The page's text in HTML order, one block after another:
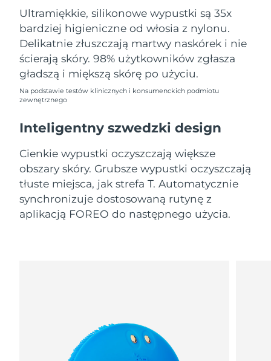
Ultramiękkie, silikonowe wypustki są 35x
bardziej higieniczne od włosia z nylonu.
Delikatnie złuszczają martwy naskórek i nie
ścierają skóry. 98% użytkowników zgłasza
gładszą i miększą skórę po użyciu.
Na podstawie testów klinicznych i konsumenckich podmiotu
zewnętrznego
Inteligentny szwedzki design
Cienkie wypustki oczyszczają większe
obszary skóry. Grubsze wypustki oczyszczają
tłuste miejsca, jak strefa T. Automatycznie
synchronizuje dostosowaną rutynę z
aplikacją FOREO do następnego użycia.
Arabia Saudyjska
Oczekiwany czas dostawy
8/10/26
Singapur
Oczekiwany czas dostawy
8/11/26
Słowacja
Oczekiwany czas dostawy
Słowenia
Republika
Południowej Afryki
Oczekiwany czas dostawy
8/17/26
Korea Południowa
Oczekiwany czas dostawy
Oczekiwany czas dostawy